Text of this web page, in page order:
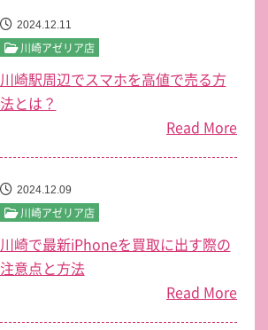
2024.12.11
川崎アゼリア店
川崎駅周辺でスマホを高値で売る方
法とは？
Read More
2024.12.09
川崎アゼリア店
川崎で最新iPhoneを買取に出す際の
注意点と方法
Read More